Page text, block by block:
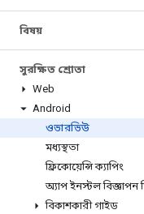
বিষয়
সুরক্ষিত শ্রোতা
Web
Android
ওভারভিউ
মধ্যস্থতা
ফ্রিকোয়েন্সি ক্যাপিং
অ্যাপ ইনস্টল বিজ্ঞাপন
বিকাশকারী গাইড